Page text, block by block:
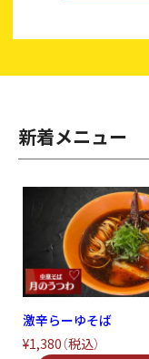
新着メニュー
激辛らーゆそば
¥1,380（税込）